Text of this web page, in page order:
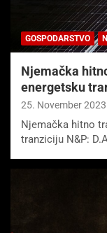
GOSPODARSTVO
Njemačka
energetsku
25. November 2023
Njemačka hitno
tranziciju N&P: